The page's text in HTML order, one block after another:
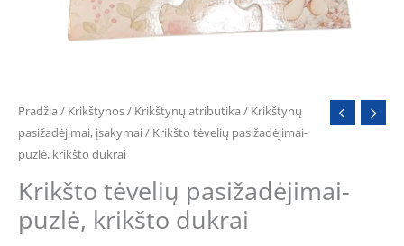
Pradžia / Krikštynos/ Krikštynų atributika / Krikštynų
pasižadėjimai, įsakymai/ Krikšto tėvelių pasižadėjimai-
puzlė, krikšto dukrai
Krikšto tėvelių pasižadėjimai-
puzlė, krikšto dukrai